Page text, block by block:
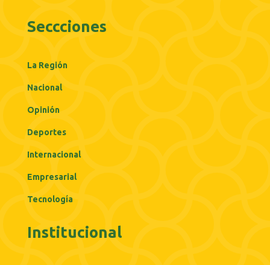
Seccciones
La Región
Nacional
Opinión
Deportes
Internacional
Empresarial
Tecnología
Institucional